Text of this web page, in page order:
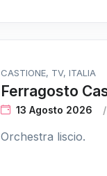
CASTIONE, TV, ITALIA
Ferragosto
13 Agosto 2026
Orchestra liscio.